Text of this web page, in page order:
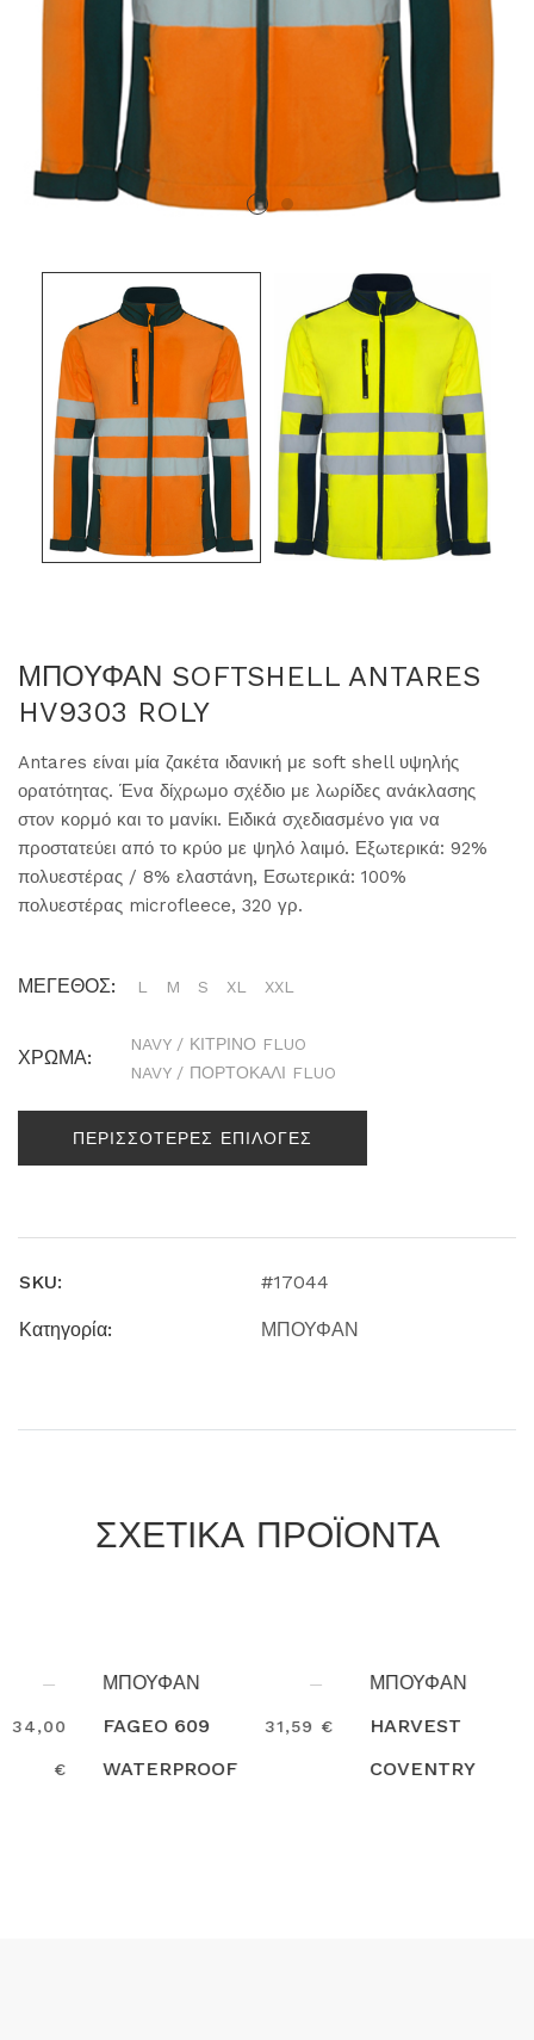
ΜΠΟΥΦΑΝ SOFTSHELL ANTARES
HV9303 ROLY
Antares είναι μία ζακέτα ιδανική με soft shell υψηλής
ορατότητας. Ένα δίχρωμο σχέδιο με λωρίδες ανάκλασης
στον κορμό και το μανίκι. Ειδικά σχεδιασμένο για να
προστατεύει από το κρύο με ψηλό λαιμό. Εξωτερικά: 92%
πολυεστέρας / 8% ελαστάνη, Εσωτερικά: 100%
πολυεστέρας microfleece, 320 γρ.
ΜΕΓΕΘΟΣ: L M S XL XXL
ΧΡΩΜΑ:
NAVY / ΚΙΤΡΙΝΟ FLUO
NAVY / ΠΟΡΤΟΚΑΛΙ FLUO
ΠΕΡΙΣΣΟΤΕΡΕΣ ΕΠΙΛΟΓΕΣ
SKU: #17044
Κατηγορία: ΜΠΟΥΦΑΝ
ΣΧΕΤΙΚΑ ΠΡΟΪΟΝΤΑ
ΜΠΟΥΦΑΝ
FAGEO 609
WATERPROOF
31,59 €
Search
ΜΠΟΥΦΑΝ
HARVEST
COVENTRY
130,00